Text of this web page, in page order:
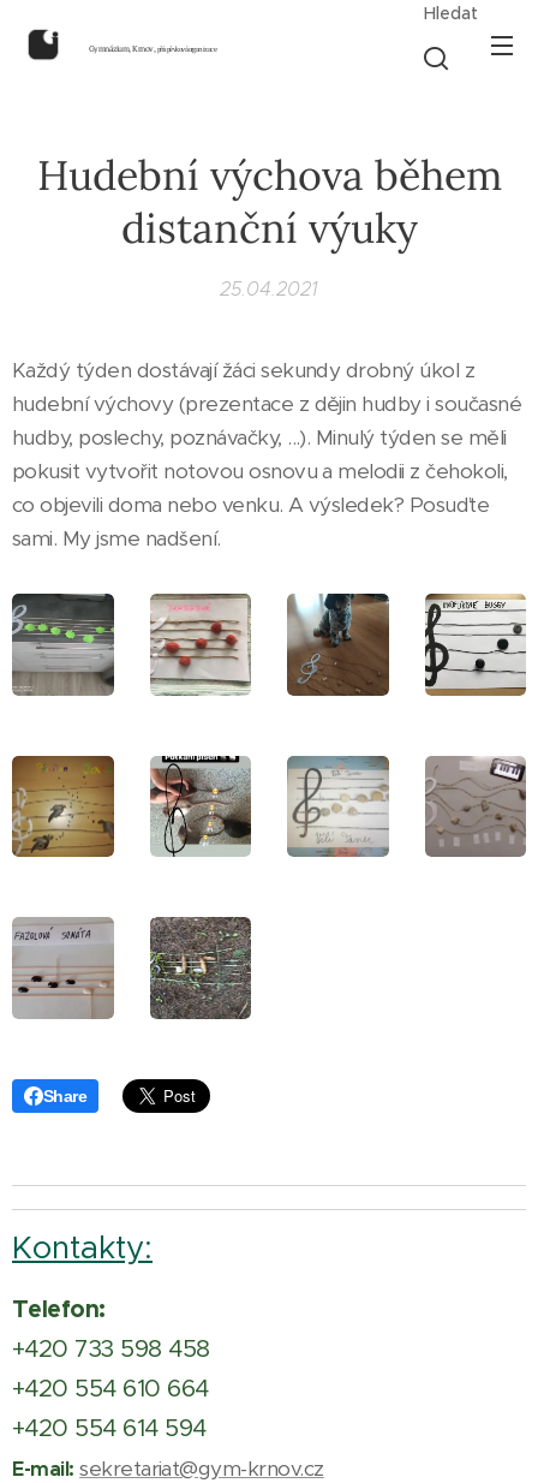
Gymnázium, Krnov,příspěvková organizace
Hledat
Hudební výchova během
distanční výuky
25.04.2021
Každý týden dostávají žáci sekundy drobný úkol z
hudební výchovy (prezentace z dějin hudby i současné
hudby, poslechy, poznávačky, ...). Minulý týden se měli
pokusit vytvořit notovou osnovu a melodii z čehokoli,
co objevili doma nebo venku. A výsledek? Posuďte
sami. My jsme nadšení.
Share
Kontakty:
Telefon:
+420 733 598 458
+420 554 610 664
+420 554 614 594
E-mail: sekretariat@gym-krnov.cz